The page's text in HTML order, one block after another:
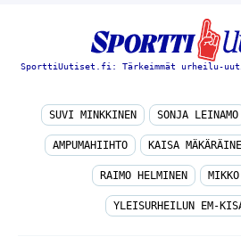
SporttiUutiset.fi: Tärkeimmät urheilu-
SUVI MINKKINEN SONJA LEINAMO
AMPUMAHIIHTO KAISA
RAIMO HELMINEN
YLEISURHEILUN EM-